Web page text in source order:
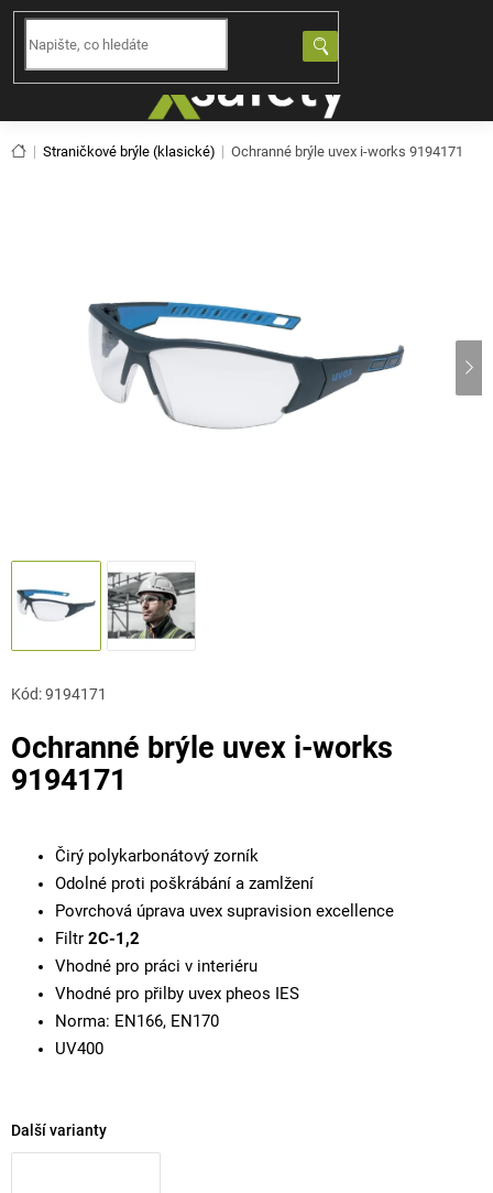
Přejít
obsah
Domů
Straničkové brýle (klasické) Ochranné brýle uvex i-works 9194171
Ochranné brýle uvex i-works
9194171
Kód:9194171
Čirý polykarbonátový zorník
Odolné proti poškrábání a zamlžení
Povrchová úprava uvex supravision excellence
Filtr 2C-1,2
Vhodné pro práci v interiéru
Vhodné pro přilby uvex pheos IES
Norma: EN166, EN170
UV400
Další varianty